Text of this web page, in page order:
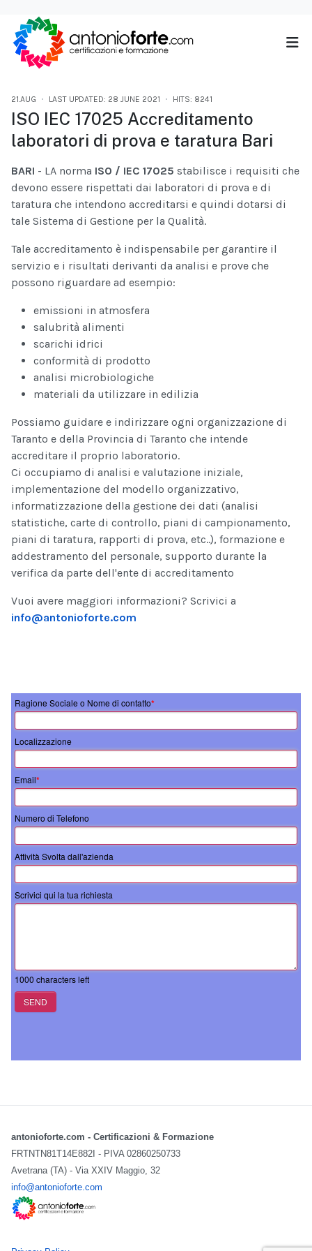
21.AUG LAST UPDATED: 28 JUNE 2021 HITS: 8241
ISO IEC 17025 Accreditamento
laboratori di prova e taratura Bari
BARI - LA norma ISO / IEC 17025 stabilisce i requisiti che
devono essere rispettati dai laboratori di prova e di
taratura che intendono accreditarsi e quindi dotarsi di
tale Sistema di Gestione per la Qualità.
Tale accreditamento è indispensabile per garantire il
servizio e i risultati derivanti da analisi e prove che
possono riguardare ad esempio:
emissioni in atmosfera
salubrità alimenti
scarichi idrici
conformità di prodotto
analisi microbiologiche
materiali da utilizzare in edilizia
Possiamo guidare e indirizzare ogni organizzazione di
Taranto e della Provincia di Taranto che intende
accreditare il proprio laboratorio.
Ci occupiamo di analisi e valutazione iniziale,
implementazione del modello organizzativo,
informatizzazione della gestione dei dati (analisi
statistiche, carte di controllo, piani di campionamento,
piani di taratura, rapporti di prova, etc..), formazione e
addestramento del personale, supporto durante la
verifica da parte dell'ente di accreditamento
Vuoi avere maggiori informazioni? Scrivici a
info@antonioforte.com
Ragione Sociale o Nome di contatto*
Localizzazione
Email*
Numero di Telefono
Attività Svolta dall'azienda
Scrivici qui la tua richiesta
1000 characters left
SEND
antonioforte.com - Certificazioni & Formazione
FRTNTN81T14E882I - PIVA 02860250733
Avetrana (TA) - Via XXIV Maggio, 32
info@antonioforte.com